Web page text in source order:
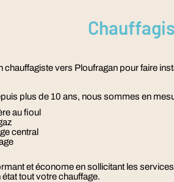
chauffagiste vers Ploufragan pour faire
plus de 10 ans, nous sommes en
au fioul
central
et économe en sollicitant les
tout votre chauffage.